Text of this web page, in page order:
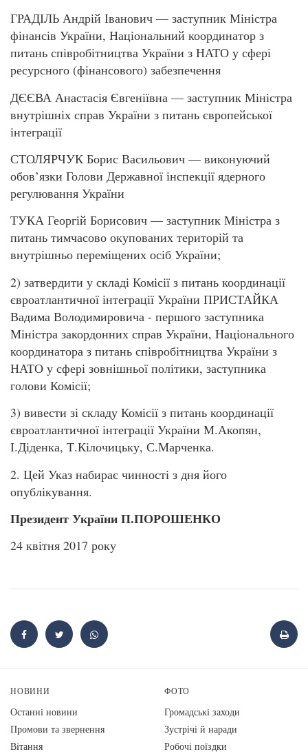
ГРАДІЛЬ Андрій Іванович — заступник Міністра
фінансів України, Національний координатор з
питань співробітництва України з НАТО у сфері
ресурсного (фінансового) забезпечення
ДЄЄВА Анастасія Євгеніївна — заступник Міністра
внутрішніх справ України з питань європейської
інтеграції
СТОЛЯРЧУК Борис Васильович — виконуючий
обов’язки Голови Державної інспекції ядерного
регулювання України
ТУКА Георгій Борисович — заступник Міністра з
питань тимчасово окупованих територій та
внутрішньо переміщених осіб України;
2) затвердити у складі Комісії з питань координації
євроатлантичної інтеграції України ПРИСТАЙКА
Вадима Володимировича - першого заступника
Міністра закордонних справ України, Національного
координатора з питань співробітництва України з
НАТО у сфері зовнішньої політики, заступника
голови Комісії;
3) вивести зі складу Комісії з питань координації
євроатлантичної інтеграції України М.Акопян,
І.Діденка, Т.Кілочицьку, С.Марченка.
2. Цей Указ набирає чинності з дня його
опублікування.
Президент України П.ПОРОШЕНКО
24 квітня 2017 року
НОВИНИ
Останні новини
Промови та звернення
Вiтання
ФОТО
Громадські заходи
Зустрічі й наради
Робочі поїздки